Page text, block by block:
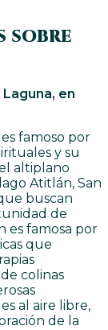
sobre
en
famoso por
y su
altiplano
Atitlán, San
buscan
de
es famosa por
que
colinas
al aire libre,
de la